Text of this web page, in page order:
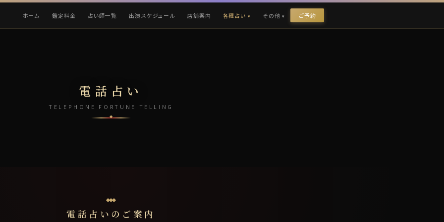
ホーム 鑑定料金 占い師一覧 出演スケジュール 店舗案内 各種占い その他 ご予約
電話占い
TELEPHONE FORTUNE TELLING
電話占いのご案内